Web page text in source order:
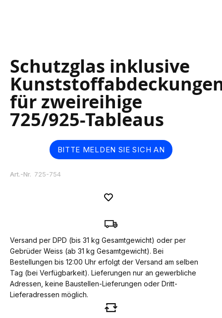
to
the
beginning
of
the
images
gallery
Schutzglas inklusive
für zweireihige
725/925-Tableaus
BITTE MELDEN SIE SICH AN
Art.-Nr. 725-754
Versand per DPD (bis 31 kg Gesamtgewicht) oder per
Gebrüder Weiss (ab 31 kg Gesamtgewicht). Bei
Bestellungen bis 12:00 Uhr erfolgt der Versand am selben
Tag (bei Verfügbarkeit). Lieferungen nur an gewerbliche
Adressen, keine Baustellen-Lieferungen oder Dritt-
Lieferadressen möglich.